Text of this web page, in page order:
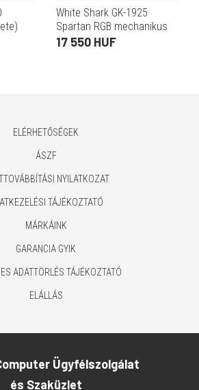
White Shark GK-1925
Spartan RGB mechanikus
billentyűzet (US, USB,
17 550 HUF
ELÉRHETŐSÉGEK
ÁSZF
NYILATKOZAT
TÁJÉKOZTATÓ
MÁRKÁINK
GARANCIA GYIK
ADATTÖRLÉS TÁJÉKOZTATÓ
ELÁLLÁS
Ügyfélszolgálat
és Szaküzlet